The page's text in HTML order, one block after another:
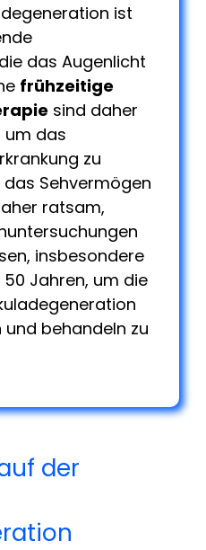
ist
das Augenlicht
frühzeitige
sind daher
um das
zu
Sehvermögen
ratsam,
insbesondere
Jahren, um die
behandeln zu
der